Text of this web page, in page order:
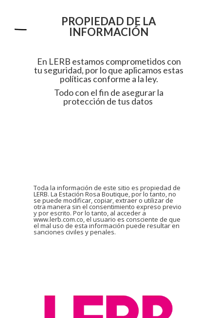
PROPIEDAD DE LA
INFORMACIÓN
En LERB estamos comprometidos con
tu seguridad, por lo que aplicamos estas
políticas conforme a la ley.
Todo con el fin de asegurar la
protección de tus datos
Toda la información de este sitio es propiedad de
LERB. La Estación Rosa Boutique, por lo tanto, no
se puede modificar, copiar, extraer o utilizar de
otra manera sin el consentimiento expreso previo
y por escrito. Por lo tanto, al acceder a
www.lerb.com.co, el usuario es consciente de que
el mal uso de esta información puede resultar en
sanciones civiles y penales.